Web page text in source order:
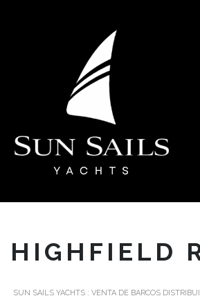
HIGHFIELD
SUN SAILS YACHTS : VENTA DE BARCOS